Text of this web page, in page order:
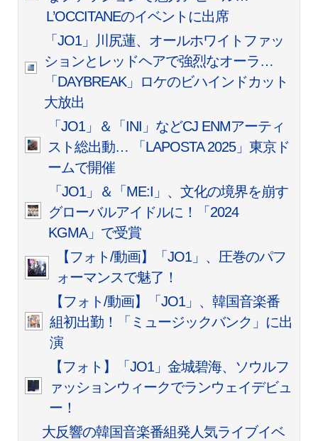
L’OCCITANEのイベントに出席
「JO1」川尻蓮、オールホワイトファッ
ションとレッドヘアで強烈なオーラ…
「DAYBREAK」ロケのビハインドカット
大放出
「JO1」＆「INI」などCJ ENMアーティ
スト総出動… 「LAPOSTA 2025」東京ド
ームで開催
「JO1」＆「ME:I」、文化の境界を崩す
グローバルアイドルに！「2024
KGMA」で受賞
【フォト/動画】
「JO1」、圧巻のパフ
ォーマンスで魅了！
【フォト/動画】「JO1」、韓国音楽番
組初出勤！「ミュージックバンク」に出
演
【フォト】「JO1」金城碧海、ソウルフ
ァッションウィークでランウェイデビュ
ー！
大反響の韓国音楽番組発⼈気ライブイベ